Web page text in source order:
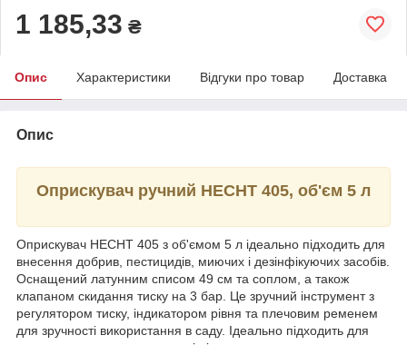
1 185,33 ₴
Опис Характеристики Відгуки про товар Доставка
Опис
Оприскувач ручний HECHT 405, об'єм 5 л
Оприскувач HECHT 405 з об'ємом 5 л ідеально підходить для
внесення добрив, пестицидів, миючих і дезінфікуючих засобів.
Оснащений латунним списом 49 см та соплом, а також
клапаном скидання тиску на 3 бар. Це зручний інструмент з
регулятором тиску, індикатором рівня та плечовим ременем
для зручності використання в саду. Ідеально підходить для